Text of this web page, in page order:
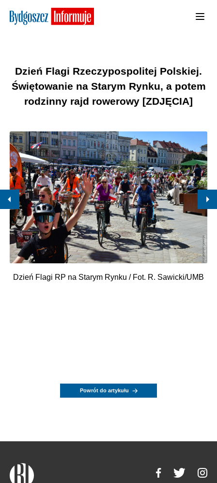
Dzień Flagi Rzeczypospolitej Polskiej.
Świętowanie na Starym Rynku, a potem
rodzinny rajd rowerowy [ZDJĘCIA]
Dzień Flagi RP na Starym Rynku / Fot. R. Sawicki/UMB
Powrót do artykułu